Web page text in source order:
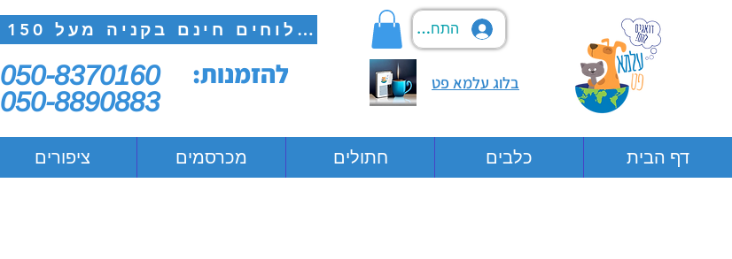
משלוחים חינם בקניה מעל 150 ש"ח
050-8370160
050-8890883
להזמנות:
התחבר
בלוג עלמא פט
ציפורים מכרסמים חתולים כלבים דף הבית